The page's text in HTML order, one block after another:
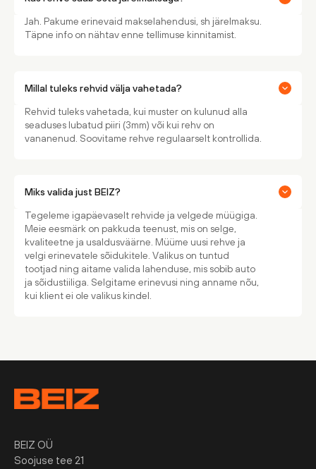
Jah. Pakume erinevaid makselahendusi, sh järelmaksu.
Täpne info on nähtav enne tellimuse kinnitamist.
Millal tuleks rehvid välja vahetada?
Rehvid tuleks vahetada, kui muster on kulunud alla
seaduses lubatud piiri (3mm) või kui rehv on
vananenud. Soovitame rehve regulaarselt kontrollida.
Miks valida just BEIZ?
Tegeleme igapäevaselt rehvide ja velgede müügiga.
Meie eesmärk on pakkuda teenust, mis on selge,
kvaliteetne ja usaldusväärne. Müüme uusi rehve ja
velgi erinevatele sõidukitele. Valikus on tuntud
tootjad ning aitame valida lahenduse, mis sobib auto
ja sõidustiiliga. Selgitame erinevusi ning anname nõu,
kui klient ei ole valikus kindel.
BEIZ OÜ
Soojuse tee 21